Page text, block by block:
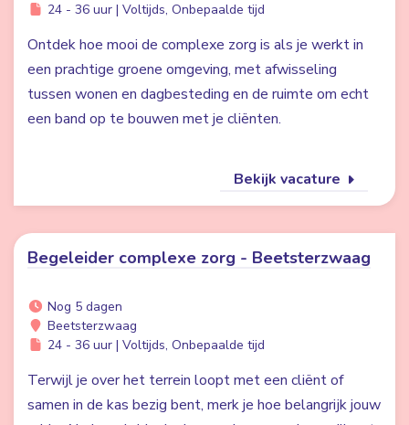
24 - 36 uur | Voltijds, Onbepaalde tijd
Ontdek hoe mooi de complexe zorg is als je werkt in
een prachtige groene omgeving, met afwisseling
tussen wonen en dagbesteding en de ruimte om echt
een band op te bouwen met je cliënten.
Bekijk vacature
Begeleider complexe zorg - Beetsterzwaag
Nog 5 dagen
Beetsterzwaag
24 - 36 uur | Voltijds, Onbepaalde tijd
Terwijl je over het terrein loopt met een cliënt of
samen in de kas bezig bent, merk je hoe belangrijk jouw